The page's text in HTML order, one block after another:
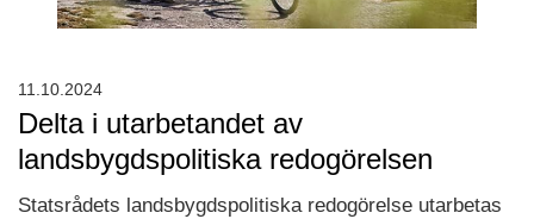
Delta i utarbetandet av
landsbygdspolitiska redogörelsen
Statsrådets landsbygdspolitiska redogörelse utarbetas
11.10.2024